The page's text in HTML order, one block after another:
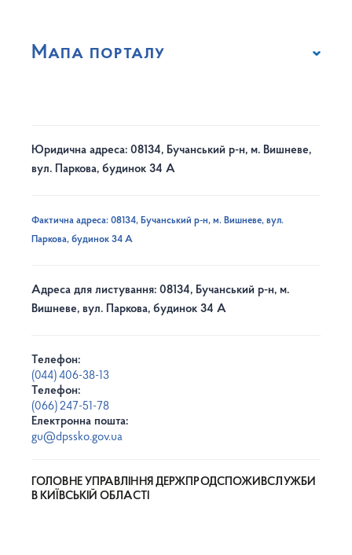
Мапа порталу
Юридична адреса: 08134, Бучанський р-н, м. Вишневе,
вул. Паркова, будинок 34 А
Фактична адреса: 08134, Бучанський р-н, м. Вишневе, вул.
Паркова, будинок 34 А
Адреса для листування: 08134, Бучанський р-н, м.
Вишневе, вул. Паркова, будинок 34 А
Телефон:
(044) 406-38-13
Телефон:
(066) 247-51-78
Електронна пошта:
gu@dpssko.gov.ua
ГОЛОВНЕ УПРАВЛІННЯ ДЕРЖПРОДСПОЖИВСЛУЖБИ
В КИЇВСЬКІЙ ОБЛАСТІ